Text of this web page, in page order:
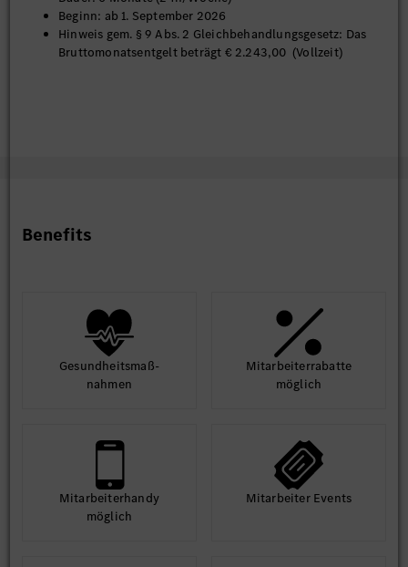
Beginn: ab 1. September 2026
Hinweis gem. § 9 Abs. 2 Gleichbehandlungsgesetz: Das
Bruttomonatsentgelt beträgt € 2.243,00 (Vollzeit)
Benefits
Gesund­heits­maß­
nahmen
Mit­arbeiter­rabatte
möglich
Mit­arbeiter­handy
möglich
Mit­arbeiter Events